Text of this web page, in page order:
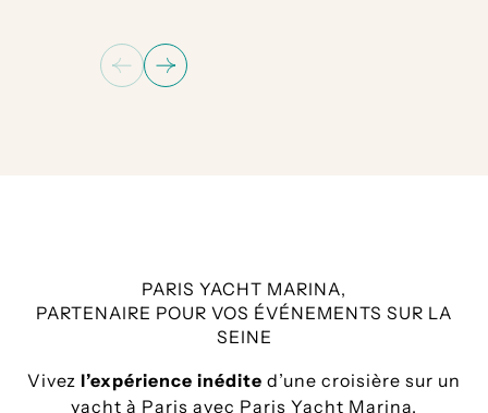
PARIS YACHT MARINA,
PARTENAIRE POUR VOS ÉVÉNEMENTS SUR LA
SEINE
Vivez l’expérience inédite d’une croisière sur un
yacht à Paris avec Paris Yacht Marina.